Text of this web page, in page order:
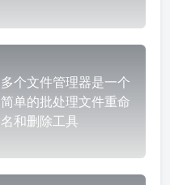
多个文件管理器是一个
简单的批处理文件重命
名和删除工具